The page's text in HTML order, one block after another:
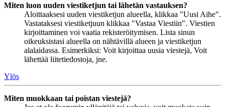
Miten luon uuden viestiketjun tai lähetän vastauksen?
Aloittaaksesi uuden viestiketjun alueella, klikkaa "Uusi Aihe".
Vastataksesi viestiketjuun klikkaa "Vastaa Viestiin". Viestien
kirjoittaminen voi vaatia rekisteröitymisen. Lista sinun
oikeuksistasi alueella on nähtävillä alueen ja viestiketjun
alalaidassa. Esimerkiksi: Voit kirjoittaa uusia viestejä, Voit
lähettää liitetiedostoja, jne.
Ylös
Miten muokkaan tai poistan viestejä?